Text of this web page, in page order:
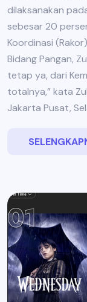
dilaksanakan
sebesar 20
Koordinasi
Bidang Pangan,
tetap ya, dari
totalnya,” kata
Jakarta Pusat,